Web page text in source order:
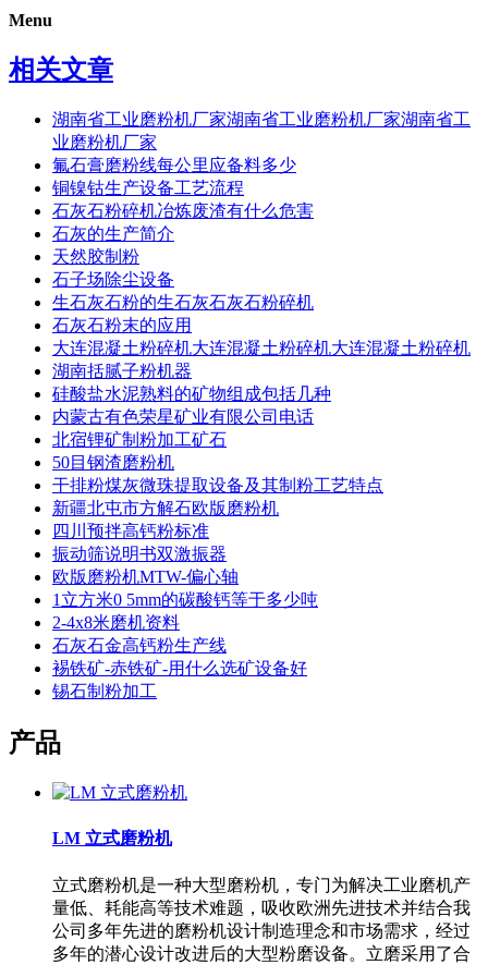
Menu
相关文章
湖南省工业磨粉机厂家湖南省工业磨粉机厂家湖南省工
业磨粉机厂家
氟石膏磨粉线每公里应备料多少
铜镍钴生产设备工艺流程
石灰石粉碎机冶炼废渣有什么危害
石灰的生产简介
天然胶制粉
石子场除尘设备
生石灰石粉的生石灰石灰石粉碎机
石灰石粉末的应用
大连混凝土粉碎机大连混凝土粉碎机大连混凝土粉碎机
湖南括腻子粉机器
硅酸盐水泥熟料的矿物组成包括几种
内蒙古有色荣星矿业有限公司电话
北宿锂矿制粉加工矿石
50目钢渣磨粉机
干排粉煤灰微珠提取设备及其制粉工艺特点
新疆北屯市方解石欧版磨粉机
四川预拌高钙粉标准
振动筛说明书双激振器
欧版磨粉机MTW-偏心轴
1立方米0 5mm的碳酸钙等于多少吨
2-4x8米磨机资料
石灰石金高钙粉生产线
裼铁矿-赤铁矿-用什么选矿设备好
锡石制粉加工
产品
LM 立式磨粉机
立式磨粉机是一种大型磨粉机，专门为解决工业磨机产
量低、耗能高等技术难题，吸收欧洲先进技术并结合我
公司多年先进的磨粉机设计制造理念和市场需求，经过
多年的潜心设计改进后的大型粉磨设备。立磨采用了合